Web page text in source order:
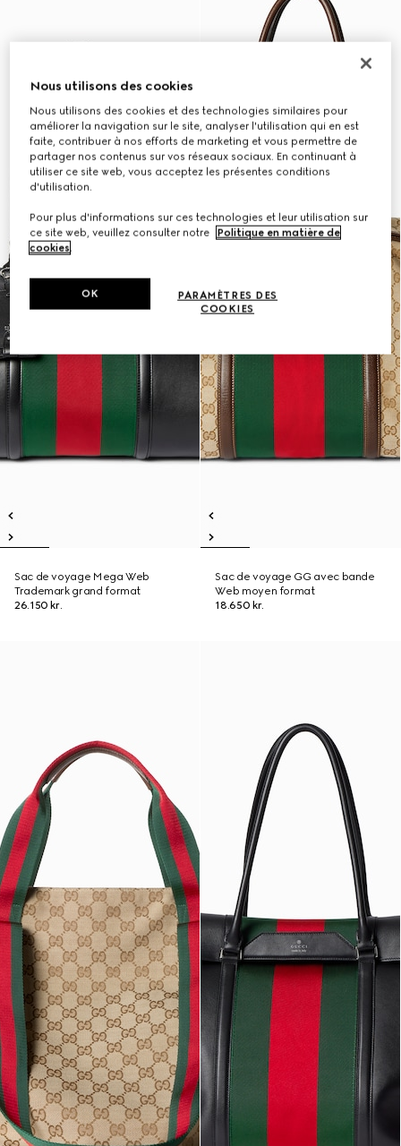
Sac de voyage Mega Web
Trademark grand format
26.150 kr.
Sac de voyage GG avec bande
Web moyen format
18.650 kr.
Nous utilisons des cookies
Nous utilisons des cookies et des technologies similaires pour
améliorer la navigation sur le site, analyser l'utilisation qui en est
faite, contribuer à nos efforts de marketing et vous permettre de
partager nos contenus sur vos réseaux sociaux. En continuant à
utiliser ce site web, vous acceptez les présentes conditions
d'utilisation.
Pour plus d'informations sur ces technologies et leur utilisation sur
ce site web, veuillez consulter notre
Politique en matière de
cookies.
PARAMÈTRES DES
COOKIES
OK